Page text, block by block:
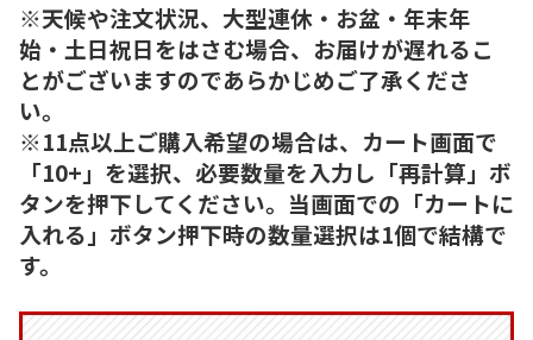
※天候や注文状況、大型連休・お盆・年末年
始・土日祝日をはさむ場合、お届けが遅れるこ
とがございますのであらかじめご了承くださ
い。
※11点以上ご購入希望の場合は、カート画面で
「10+」を選択、必要数量を入力し「再計算」ボ
タンを押下してください。当画面での「カートに
入れる」ボタン押下時の数量選択は1個で結構で
す。